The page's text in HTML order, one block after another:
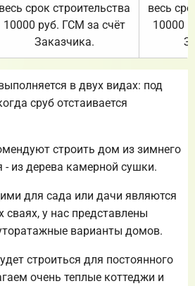
весь срок строительства
10000 руб. ГСМ за счёт
Заказчика.
весь
10000
в двух видах: под
сруб отстаивается
строить дом из зимнего
- из дерева камерной сушки.
для сада или дачи являются
у нас представлены
варианты домов.
строиться для постоянного
очень теплые коттеджи и